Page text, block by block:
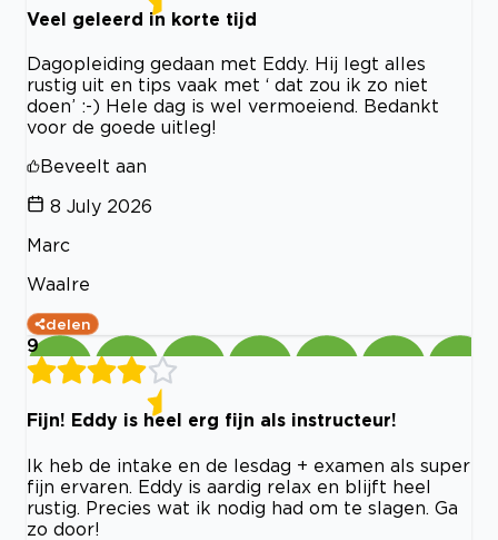
Veel geleerd in korte tijd
Dagopleiding gedaan met Eddy. Hij legt alles
rustig uit en tips vaak met ‘ dat zou ik zo niet
doen’ :-) Hele dag is wel vermoeiend. Bedankt
voor de goede uitleg!
Beveelt aan
8 July 2026
Marc
Waalre
delen
9
Fijn! Eddy is heel erg fijn als instructeur!
Ik heb de intake en de lesdag + examen als super
fijn ervaren. Eddy is aardig relax en blijft heel
rustig. Precies wat ik nodig had om te slagen. Ga
zo door!